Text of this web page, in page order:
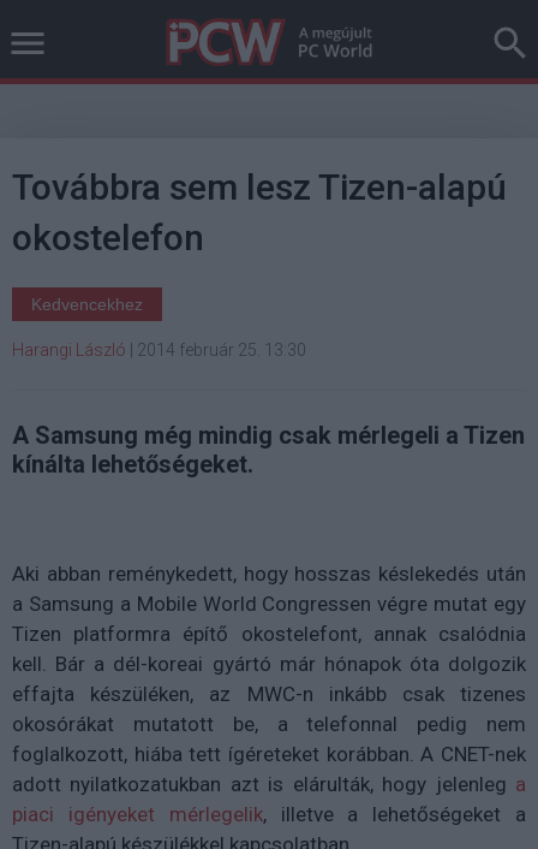
Továbbra sem lesz Tizen-alapú
okostelefon
Kedvencekhez
Harangi László 2014 február 25. 13:30
A Samsung még mindig csak mérlegeli a Tizen
kínálta lehetőségeket.
Aki abban reménykedett, hogy hosszas késlekedés után
a Samsung a Mobile World Congressen végre mutat egy
Tizen platformra építő okostelefont, annak csalódnia
kell. Bár a dél-koreai gyártó már hónapok óta dolgozik
effajta készüléken, az MWC-n inkább csak tizenes
okosórákat mutatott be, a telefonnal pedig nem
foglalkozott, hiába tett ígéreteket korábban. A CNET-nek
adott nyilatkozatukban azt is elárulták, hogy jelenleg a
piaci igényeket mérlegelik, illetve a lehetőségeket a
Tizen-alapú készülékkel kapcsolatban.